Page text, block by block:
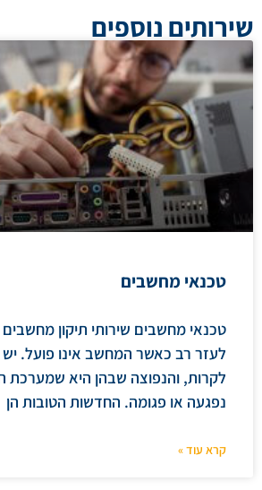
שירותים נוספים
טכנאי מחשבים
טכנאי מחשבים שירותי תיקון מחשבים
לעזר רב כאשר המחשב אינו פועל.
לקרות, והנפוצה שבהן היא
נפגעה או פגומה. החדשות הטובות הן
קרא עוד »